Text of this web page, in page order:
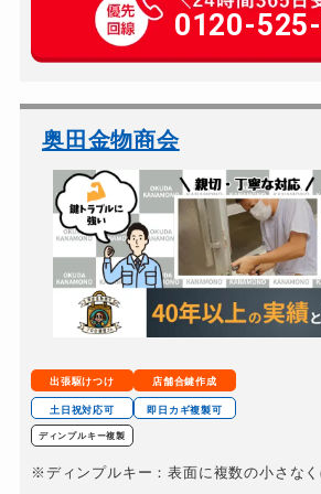
玄関カギ作成
玄関カギ交換
バイクカギ開け
バイクカギ作成
スーツケースカギ開け
スーツケースカギ作成
金庫カギ開け
金庫カギ修理
ロッカーカギ開け
ドアノブカギ開け
ドアノブカギ作成
0120-
奥田金物商会
出張駆けつけ 店舗合鍵作成
土日祝対応可 即日カギ複製可
ディンプルキー複製
※ディンプルキー：表面に複数の小さな